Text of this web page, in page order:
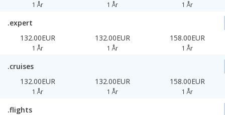
1 År 1 År 1 År
.expert
132.00EUR
1 År
132.00EUR
1 År
158.00EUR
1 År
.cruises
132.00EUR
1 År
132.00EUR
1 År
158.00EUR
1 År
.flights